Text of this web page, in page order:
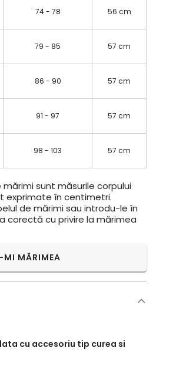
74 - 78 56 cm
79 - 85 57 cm
86 - 90 57 cm
91 - 97 57 cm
98 - 103 57 cm
sunt măsurile corpului
exprimate în centimetri.
de mărimi sau introdu-le în
corectă cu privire la mărimea
MI MĂRIMEA
cu accesoriu tip curea si